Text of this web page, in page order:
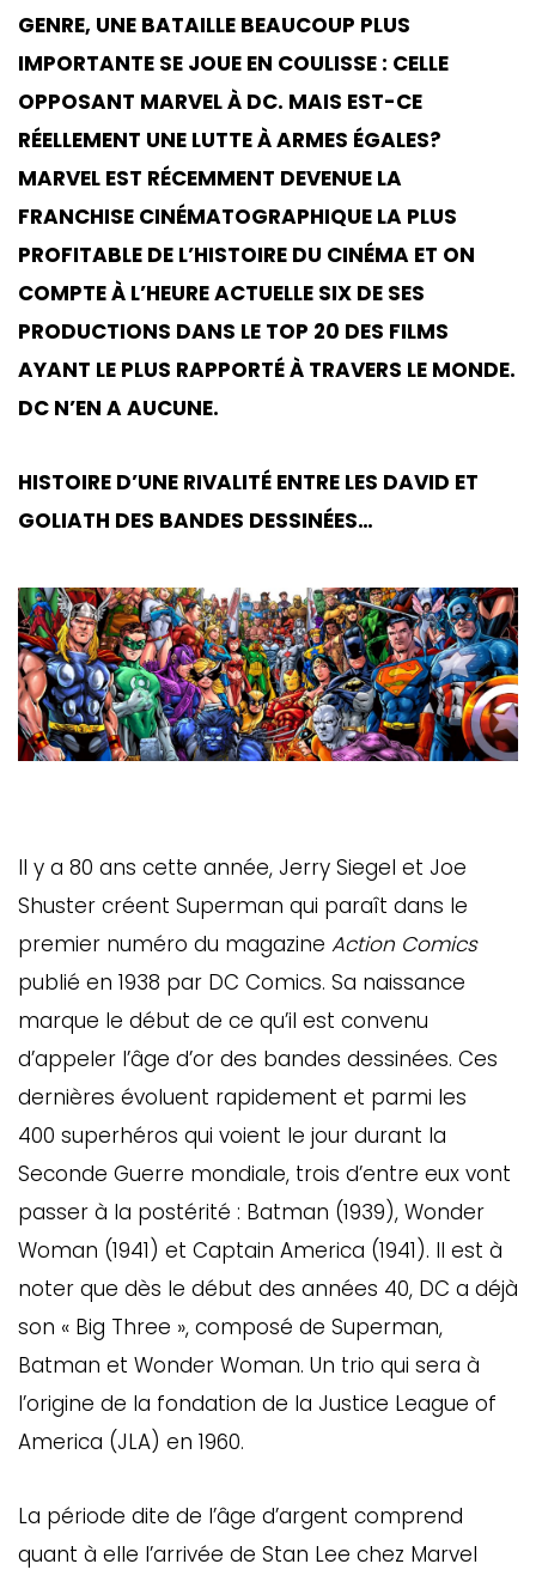
GENRE, UNE BATAILLE BEAUCOUP PLUS
IMPORTANTE SE JOUE EN COULISSE : CELLE
OPPOSANT MARVEL À DC. MAIS EST-CE
RÉELLEMENT UNE LUTTE À ARMES ÉGALES?
MARVEL EST RÉCEMMENT DEVENUE LA
FRANCHISE CINÉMATOGRAPHIQUE LA PLUS
PROFITABLE DE L’HISTOIRE DU CINÉMA ET ON
COMPTE À L’HEURE ACTUELLE SIX DE SES
PRODUCTIONS DANS LE TOP 20 DES FILMS
AYANT LE PLUS RAPPORTÉ À TRAVERS LE MONDE.
DC N’EN A AUCUNE.
HISTOIRE D’UNE RIVALITÉ ENTRE LES DAVID ET
GOLIATH DES BANDES DESSINÉES…
Il y a 80 ans cette année, Jerry Siegel et Joe
Shuster créent Superman qui paraît dans le
premier numéro du magazine Action Comics
publié en 1938 par DC Comics. Sa naissance
marque le début de ce qu’il est convenu
d’appeler l’âge d’or des bandes dessinées. Ces
dernières évoluent rapidement et parmi les
400 superhéros qui voient le jour durant la
Seconde Guerre mondiale, trois d’entre eux vont
passer à la postérité : Batman (1939), Wonder
Woman (1941) et Captain America (1941). Il est à
noter que dès le début des années 40, DC a déjà
son « Big Three », composé de Superman,
Batman et Wonder Woman. Un trio qui sera à
l’origine de la fondation de la Justice League of
America (JLA) en 1960.
La période dite de l’âge d’argent comprend
quant à elle l’arrivée de Stan Lee chez Marvel